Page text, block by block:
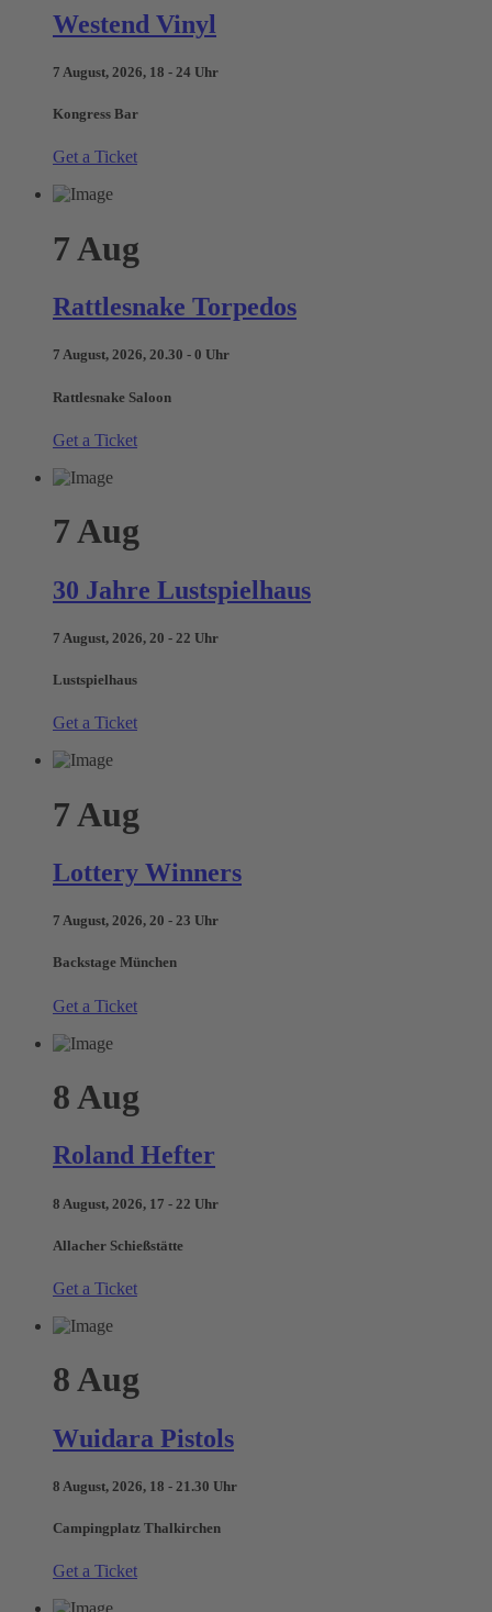
Westend Vinyl
7 August, 2026, 18 - 24 Uhr
Kongress Bar
Get a Ticket
7 Aug
Rattlesnake Torpedos
7 August, 2026, 20.30 - 0 Uhr
Rattlesnake Saloon
Get a Ticket
7Aug
30 Jahre Lustspielhaus
7 August, 2026, 20 - 22 Uhr
Lustspielhaus
Get a Ticket
7 Aug
Lottery Winners
7 August, 2026, 20 - 23 Uhr
Backstage München
Get a Ticket
8 Aug
Roland Hefter
8 August, 2026, 17 - 22 Uhr
Allacher Schießstätte
Get a Ticket
8Aug
Wuidara Pistols
8 August, 2026, 18 - 21.30 Uhr
Campingplatz Thalkirchen
Get a Ticket